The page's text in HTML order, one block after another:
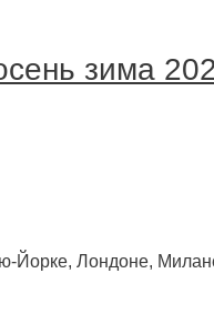
зима
Йорке, Лондоне,